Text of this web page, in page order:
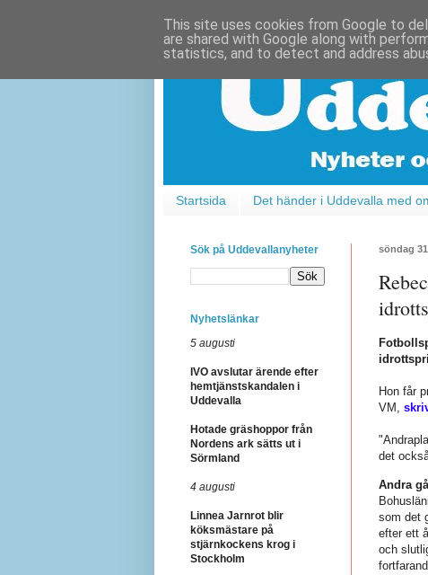
Startsida Det händer i Uddevalla med
söndag
Hon får
VM,
det
Andra
som det
efter ett
och
Sök på Uddevallanyheter
Nyhetslänkar
5 augusti
IVO avslutar ärende efter
hemtjänstskandalen i
Uddevalla
Hotade gräshoppor från
Nordens ark sätts ut i
Sörmland
4 augusti
Linnea Jarnrot blir
köksmästare på
stjärnkockens krog i
Stockholm
This site uses cookies from Google to
are shared with Google along with
statistics, and to detect and address